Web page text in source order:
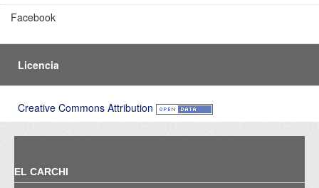
Facebook
Licencia
Creative Commons Attribution
EL CARCHI